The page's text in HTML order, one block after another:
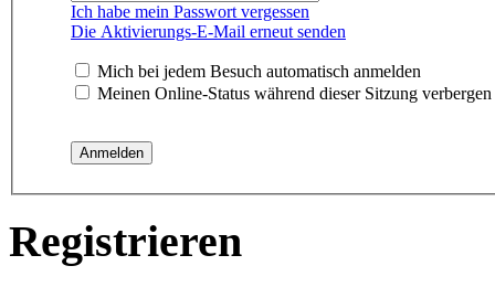
Ich habe mein Passwort vergessen
Die Aktivierungs-E-Mail erneut senden
Mich bei jedem Besuch automatisch anmelden
Meinen Online-Status während dieser Sitzung verbergen
Registrieren